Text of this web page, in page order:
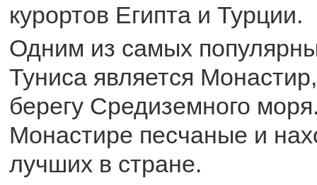
курортов Египта и Турции.
Одним из самых
Туниса является
берегу Средиземного
Монастире песчаные и
лучших в стране.